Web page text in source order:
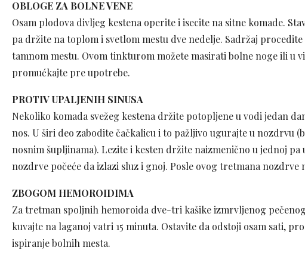
OBLOGE ZA BOLNE VENE
Osam plodova divljeg kestena operite i isecite na sitne komade.
pa držite na toplom i svetlom mestu dve nedelje. Sadržaj
tamnom mestu. Ovom tinkturom možete masirati bolne noge ili u
promućkajte pre upotrebe.
PROTIV UPALJENIH SINUSA
Nekoliko komada svežeg kestena držite potopljene u vodi jedan
nos. U širi deo zabodite čačkalicu i to pažljivo ugurajte u nozdrvu
nosnim šupljinama). Lezite i kesten držite naizmenično u jednoj
nozdrve počeće da izlazi sluz i gnoj. Posle ovog tretmana nozdrve
ZBOGOM HEMOROIDIMA
Za tretman spoljnih hemoroida dve-tri kašike izmrvljenog
kuvajte na laganoj vatri 15 minuta. Ostavite da odstoji osam sati,
ispiranje bolnih mesta.